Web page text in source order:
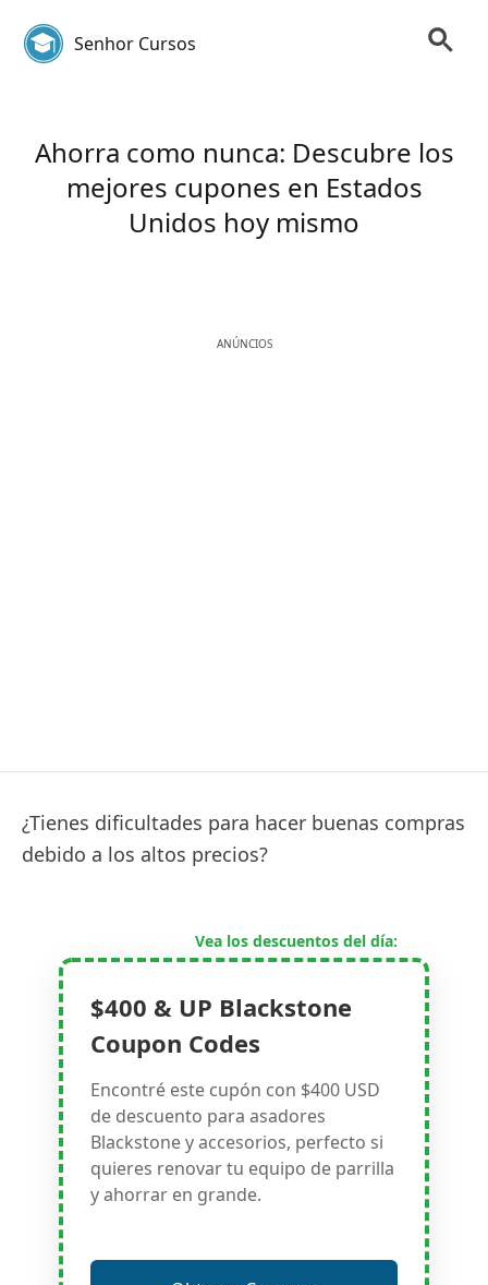
Senhor Cursos
Ahorra como nunca: Descubre los
mejores cupones en Estados
Unidos hoy mismo
ANÚNCIOS
¿Tienes dificultades para hacer buenas compras
debido a los altos precios?
Vea los descuentos del día:
$400 & UP Blackstone
Coupon Codes
Encontré este cupón con $400 USD
de descuento para asadores
Blackstone y accesorios, perfecto si
quieres renovar tu equipo de parrilla
y ahorrar en grande.